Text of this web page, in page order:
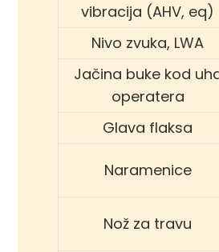
vibracija (AHV, eq)
Nivo zvuka, LWA
Jačina buke kod
operatera
Glava flaksa
Naramenice
Nož za travu